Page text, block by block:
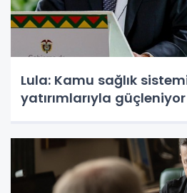
Lula: Kamu sağlık
yatırımlarıyla güçleniyor